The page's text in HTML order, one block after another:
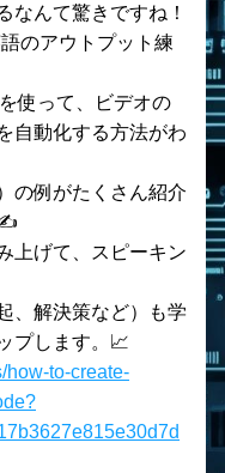
なんて驚きですね！
のアウトプット練
自動化する方法がわ
✍️
プします。📈
how-to-create-